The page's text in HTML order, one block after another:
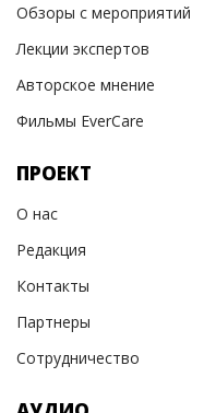
Обзоры с мероприятий
Лекции экспертов
Авторское мнение
Фильмы EverCare
ПРОЕКТ
О нас
Редакция
Контакты
Партнеры
Сотрудничество